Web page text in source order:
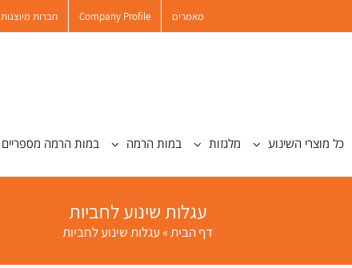
מאמרים Company Profile חברות מיוצגות
כל מוצרי השינוע מלגזות במות הרמה במות הרמה מספריים
עגלות שינוע לחביות
דף הבית»עגלות שינוע לחביות